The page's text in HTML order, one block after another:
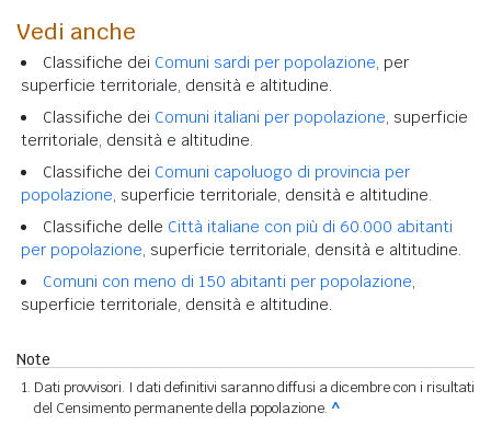
Vedi anche
Classifiche dei Comuni sardi per popolazione, per
superficie territoriale, densità e altitudine.
Classifiche dei Comuni italiani per popolazione, superficie
territoriale, densità e altitudine.
Classifiche dei Comuni capoluogo di provincia per
popolazione, superficie territoriale, densità e altitudine.
Classifiche delle Città italiane con più di 60.000 abitanti
per popolazione, superficie territoriale, densità e altitudine.
Comuni con meno di 150 abitanti per popolazione,
superficie territoriale, densità e altitudine.
Note
Dati provvisori. I dati definitivi saranno diffusi a dicembre con i risultati
del Censimento permanente della popolazione. ^